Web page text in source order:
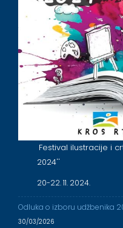
Festival ilustracije i
2024''
20-22. 11. 2024.
Odluka o izboru udžbenika
30/03/2026